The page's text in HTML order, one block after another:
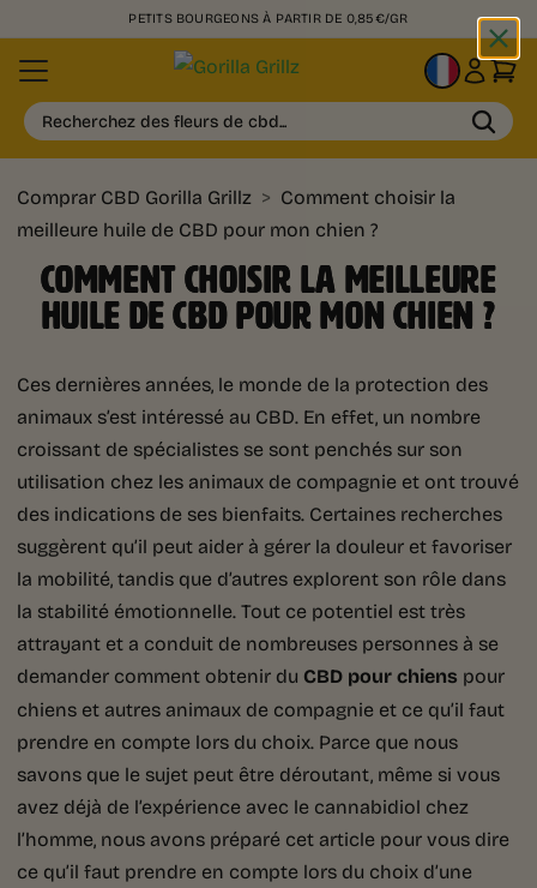
PETITS BOURGEONS À PARTIR DE 0,85€/GR
FR
Recherchez des fleurs de cbd...
Comprar CBD Gorilla Grillz > Comment choisir la
meilleure huile de CBD pour mon chien ?
COMMENT CHOISIR LA MEILLEURE
HUILE DE CBD POUR MON CHIEN ?
Ces dernières années, le monde de la protection des
animaux s’est intéressé au CBD. En effet, un nombre
croissant de spécialistes se sont penchés sur son
utilisation chez les animaux de compagnie et ont trouvé
des indications de ses bienfaits. Certaines recherches
suggèrent qu’il peut aider à gérer la douleur et favoriser
la mobilité, tandis que d’autres explorent son rôle dans
la stabilité émotionnelle. Tout ce potentiel est très
attrayant et a conduit de nombreuses personnes à se
demander comment obtenir du CBD pour chiens pour
chiens et autres animaux de compagnie et ce qu’il faut
prendre en compte lors du choix. Parce que nous
savons que le sujet peut être déroutant, même si vous
avez déjà de l’expérience avec le cannabidiol chez
l’homme, nous avons préparé cet article pour vous dire
ce qu’il faut prendre en compte lors du choix d’une